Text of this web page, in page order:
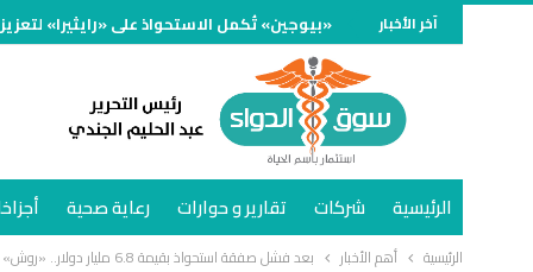
آخر الأخبار «بيوجين» تُكمل الاستحواذ على «رايثيرا»
الرئيسية شركات تقارير و حوارات رعاية صحية
الرئيسية أهم الأخبار بعد فشل صفقة استحواذ بقيمة 6.8 مليار دولار.. «روش» تطلق «أكسيليوس» لمنافسة «إلومينا» في سوق تسلسل الجينات